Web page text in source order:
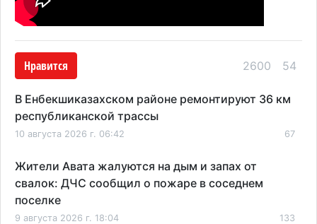
Нравится 2600 54
В Енбекшиказахском районе ремонтируют 36 км
республиканской трассы
10 августа 2026 г. 06:42 67
Жители Авата жалуются на дым и запах от
свалок: ДЧС сообщил о пожаре в соседнем
поселке
9 августа 2026 г. 18:04 133